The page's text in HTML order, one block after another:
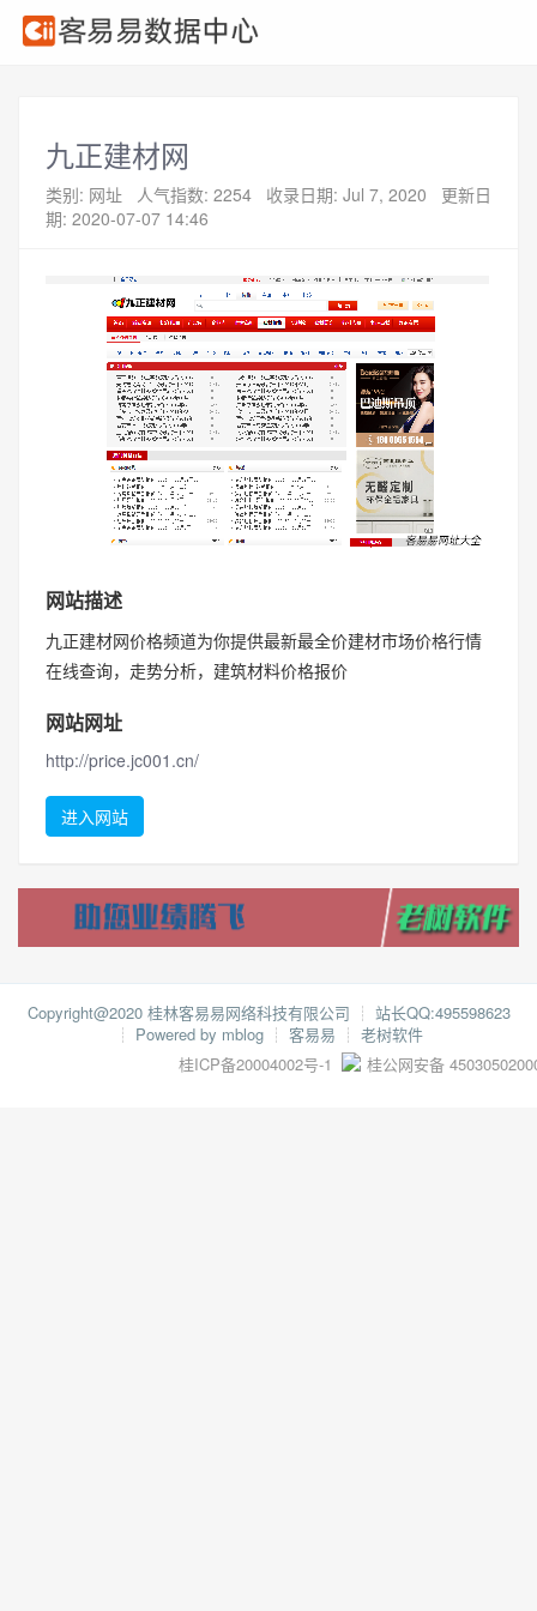
九正建材网
类别: 网址 人气指数: 2254 收录日期: Jul 7, 2020
更新日
期: 2020-07-07 14:46
网站描述
九正建材网价格频道为你提供最新最全价建材市场价格行情
在线查询，走势分析，建筑材料价格报价
网站网址
http://price.jc001.cn/
进入网站
Copyright@2020 桂林客易易网络科技有限公司 ┊ 站长QQ:495598623
┊ Powered by mblog┊ 客易易 ┊ 老树软件
桂ICP备20004002号-1
桂公网安备